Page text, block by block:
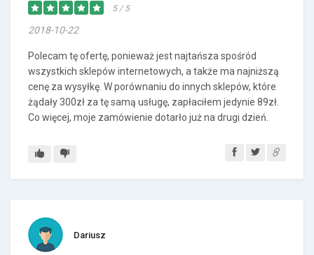
5 / 5
2018-10-22
Polecam tę ofertę, ponieważ jest najtańsza spośród
wszystkich sklepów internetowych, a także ma najniższą
cenę za wysyłkę. W porównaniu do innych sklepów, które
żądały 300zł za tę samą usługę, zapłaciłem jedynie 89zł.
Co więcej, moje zamówienie dotarło już na drugi dzień.
Dariusz